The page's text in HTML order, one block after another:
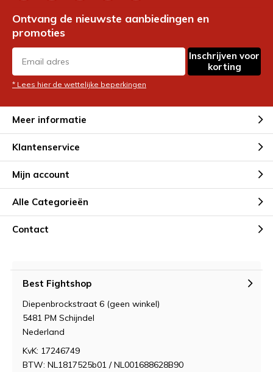
Ontvang de nieuwste aanbiedingen en
promoties
Inschrijven voor
korting
* Lees hier de wettelijke beperkingen
Meer informatie
Klantenservice
Mijn account
Alle Categorieën
Contact
Best Fightshop
Diepenbrockstraat 6 (geen winkel)
5481 PM Schijndel
Nederland
KvK: 17246749
BTW: NL1817525b01 / NL001688628B90